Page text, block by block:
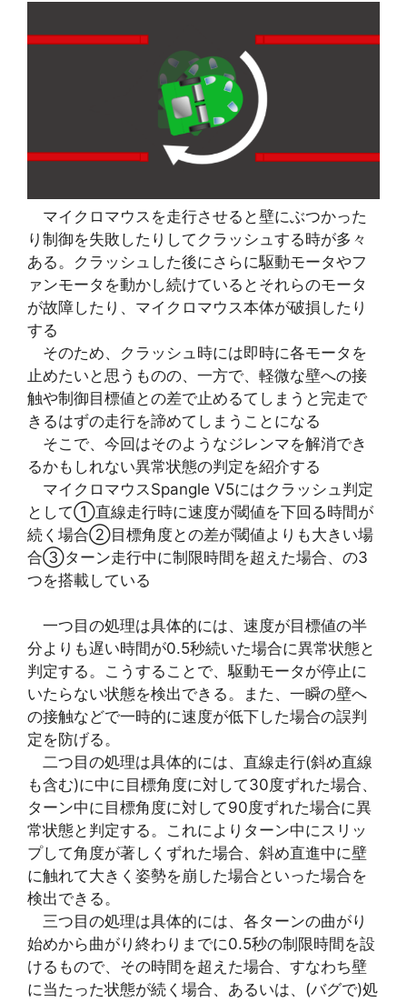
マイクロマウスを走行させると壁にぶつかった
り制御を失敗したりしてクラッシュする時が多々
ある。クラッシュした後にさらに駆動モータやフ
ァンモータを動かし続けているとそれらのモータ
が故障したり、マイクロマウス本体が破損したり
する
そのため、クラッシュ時には即時に各モータを
止めたいと思うものの、一方で、軽微な壁への接
触や制御目標値との差で止めるてしまうと完走で
きるはずの走行を諦めてしまうことになる
そこで、今回はそのようなジレンマを解消でき
るかもしれない異常状態の判定を紹介する
マイクロマウスSpangle V5にはクラッシュ判定
として①直線走行時に速度が閾値を下回る時間が
続く場合②目標角度との差が閾値よりも大きい場
合③ターン走行中に制限時間を超えた場合、の3
つを搭載している
一つ目の処理は具体的には、速度が目標値の半
分よりも遅い時間が0.5秒続いた場合に異常状態と
判定する。こうすることで、駆動モータが停止に
いたらない状態を検出できる。また、一瞬の壁へ
の接触などで一時的に速度が低下した場合の誤判
定を防げる。
二つ目の処理は具体的には、直線走行(斜め直線
も含む)に中に目標角度に対して30度ずれた場合、
ターン中に目標角度に対して90度ずれた場合に異
常状態と判定する。これによりターン中にスリッ
プして角度が著しくずれた場合、斜め直進中に壁
に触れて大きく姿勢を崩した場合といった場合を
検出できる。
三つ目の処理は具体的には、各ターンの曲がり
始めから曲がり終わりまでに0.5秒の制限時間を設
けるもので、その時間を超えた場合、すなわち壁
に当たった状態が続く場合、あるいは、(バグで)処